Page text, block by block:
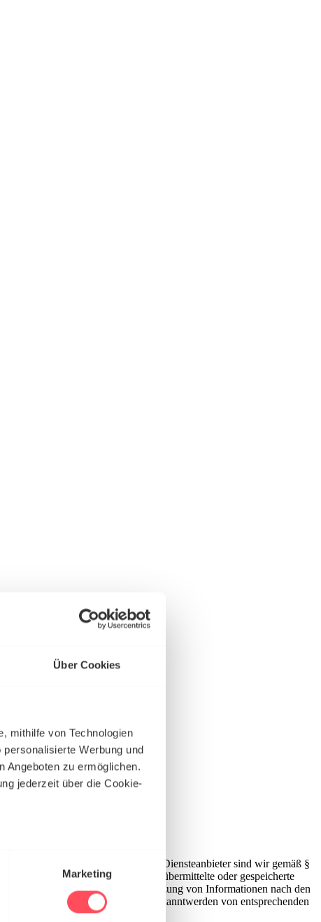
Über Cookies
mithilfe von Technologien
Werbung und
Angeboten zu ermöglichen.
jederzeit über die Cookie-
Präferenzen imAbschnitt
Marketing
keine Gewähr übernehmen. Als Diensteanbieter sind wir gemäß §
jedoch nicht verpflichtet, übermittelte oder gespeicherte
Entfernung oder Sperrung der Nutzung von Informationen nach den
Rechtsverletzung möglich. Bei Bekanntwerden von entsprechenden